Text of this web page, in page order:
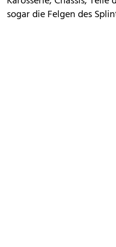
sogar die Felgen des